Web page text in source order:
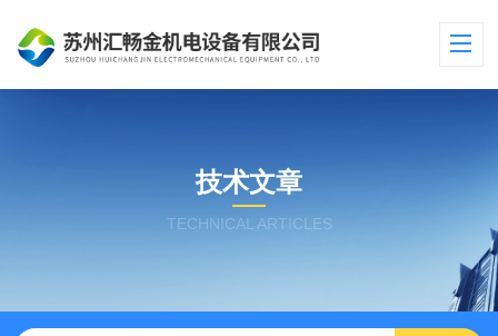
技术文章
TECHNICAL ARTICLES